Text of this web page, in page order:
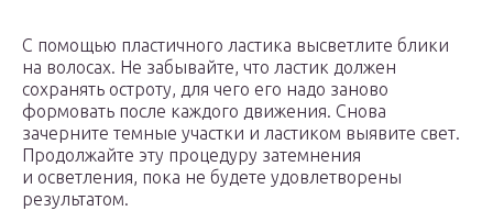
С помощью пластичного ластика высветлите блики
на волосах. Не забывайте, что ластик должен
сохранять остроту, для чего его надо заново
формовать после каждого движения. Снова
зачерните темные участки и ластиком выявите свет.
Продолжайте эту процедуру затемнения
и осветления, пока не будете удовлетворены
результатом.